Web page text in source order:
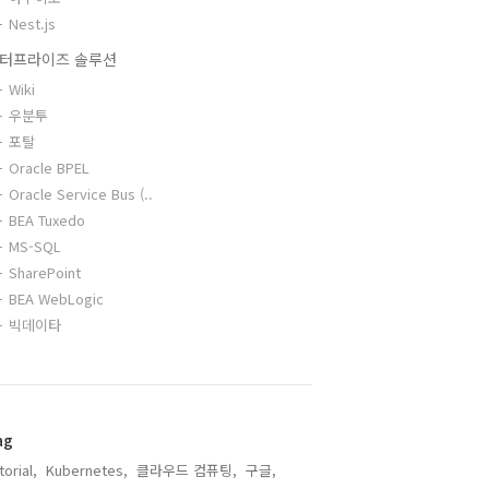
Nest.js
프라이즈 솔루션
Wiki
우분투
포탈
Oracle BPEL
Oracle Service Bus (..
BEA Tuxedo
MS-SQL
SharePoint
BEA WebLogic
빅데이타
Kubernetes, 클라우드 컴퓨팅, 구글,